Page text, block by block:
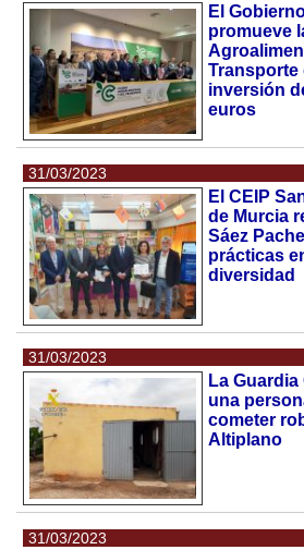
El
promueve
Transporte
inversión
euros
31/03/2023
El CEIP
de Murcia
Sáez
prácticas
diversidad
31/03/2023
La
una
cometer
Altiplano
31/03/2023